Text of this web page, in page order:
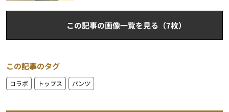
この記事の画像一覧を見る（7枚）
この記事のタグ
コラボ トップス パンツ